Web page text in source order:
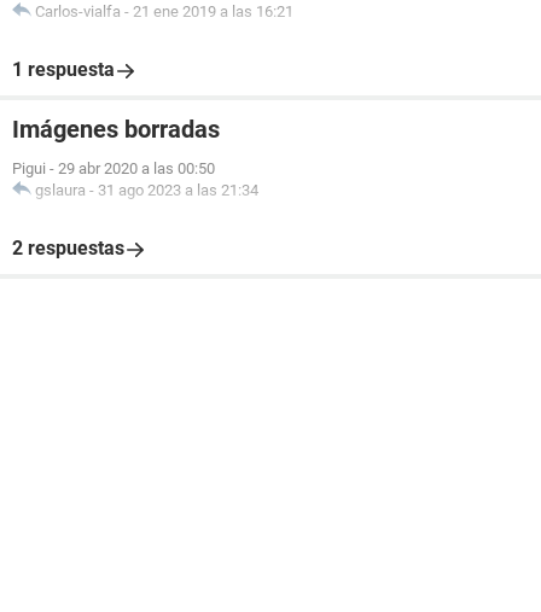
Carlos-vialfa - 21 ene 2019 a las 16:21
1 respuesta
Imágenes borradas
Pigui - 29 abr 2020 a las 00:50
gslaura - 31 ago 2023 a las 21:34
2 respuestas